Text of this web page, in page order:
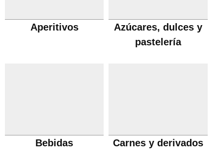
Aperitivos
Azúcares, dulces y
pastelería
Bebidas Carnes y derivados